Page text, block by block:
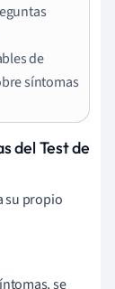
de
síntomas
del Test de
su propio
se